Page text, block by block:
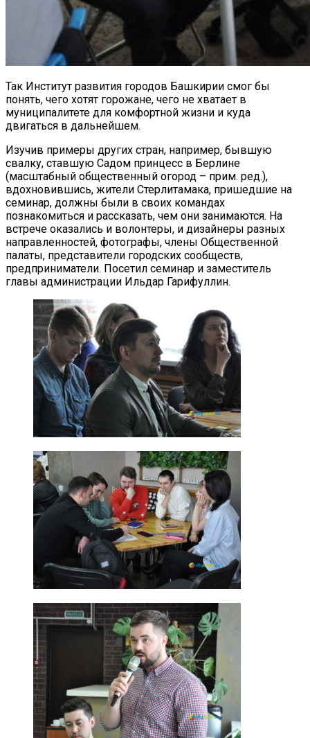
Так Институт развития городов Башкирии смог бы
понять, чего хотят горожане, чего не хватает в
муниципалитете для комфортной жизни и куда
двигаться в дальнейшем.
Изучив примеры других стран, например, бывшую
свалку, ставшую Садом принцесс в Берлине
(масштабный общественный огород – прим. ред.),
вдохновившись, жители Стерлитамака, пришедшие на
семинар, должны были в своих командах
познакомиться и рассказать, чем они занимаются. На
встрече оказались и волонтеры, и дизайнеры разных
направленностей, фотографы, члены Общественной
палаты, представители городских сообществ,
предприниматели. Посетил семинар и заместитель
главы администрации Ильдар Гарифуллин.